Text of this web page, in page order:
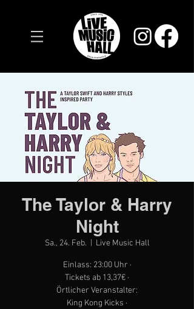
The Taylor & Harry
Night
Sa., 24. Feb. Live Music Hall
Einlass: 23:00 Uhr ·
Tickets ab 13,37€ ·
Örtlicher Veranstalter:
King Kong Kicks ·